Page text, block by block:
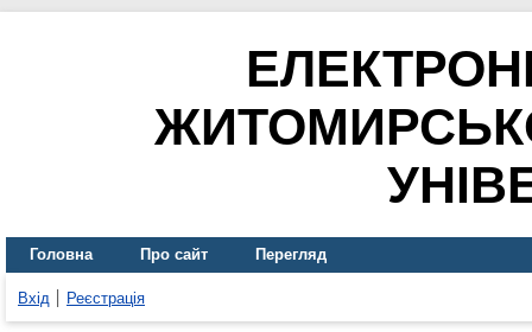
Головна Про сайт Перегляд
Вхід Реєстрація